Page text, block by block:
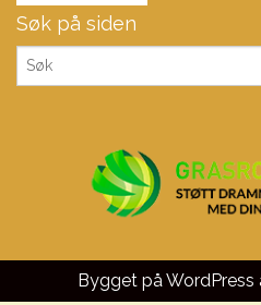
Søk på siden
Bygget på WordPress